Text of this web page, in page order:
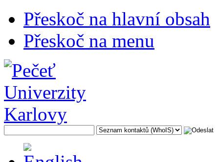
Přeskoč na hlavní obsah
Přeskoč na menu